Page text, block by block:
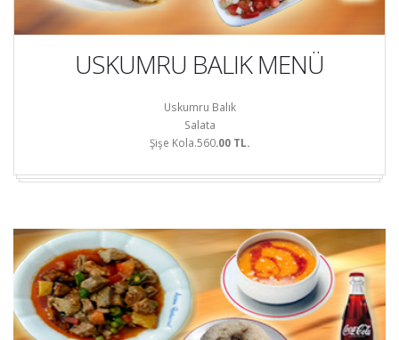
USKUMRU BALIK MENÜ
Uskumru Balık
Salata
Şişe Kola.560.00 TL.